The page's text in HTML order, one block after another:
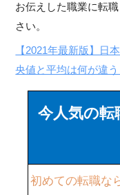
お伝えした職業に転
さい。
【2021年最新版】日
央値と平均は何が違う
今人気の転
初めての転職な